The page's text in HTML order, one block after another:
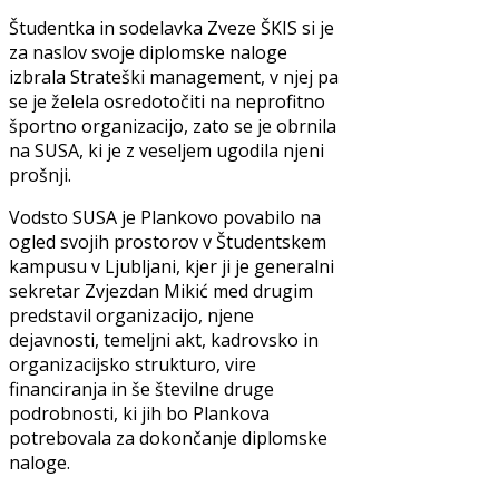
Študentka in sodelavka Zveze ŠKIS si je
za naslov svoje diplomske naloge
izbrala Strateški management, v njej pa
se je želela osredotočiti na neprofitno
športno organizacijo, zato se je obrnila
na SUSA, ki je z veseljem ugodila njeni
prošnji.
Vodsto SUSA je Plankovo povabilo na
ogled svojih prostorov v Študentskem
kampusu v Ljubljani, kjer ji je generalni
sekretar Zvjezdan Mikić med drugim
predstavil organizacijo, njene
dejavnosti, temeljni akt, kadrovsko in
organizacijsko strukturo, vire
financiranja in še številne druge
podrobnosti, ki jih bo Plankova
potrebovala za dokončanje diplomske
naloge.